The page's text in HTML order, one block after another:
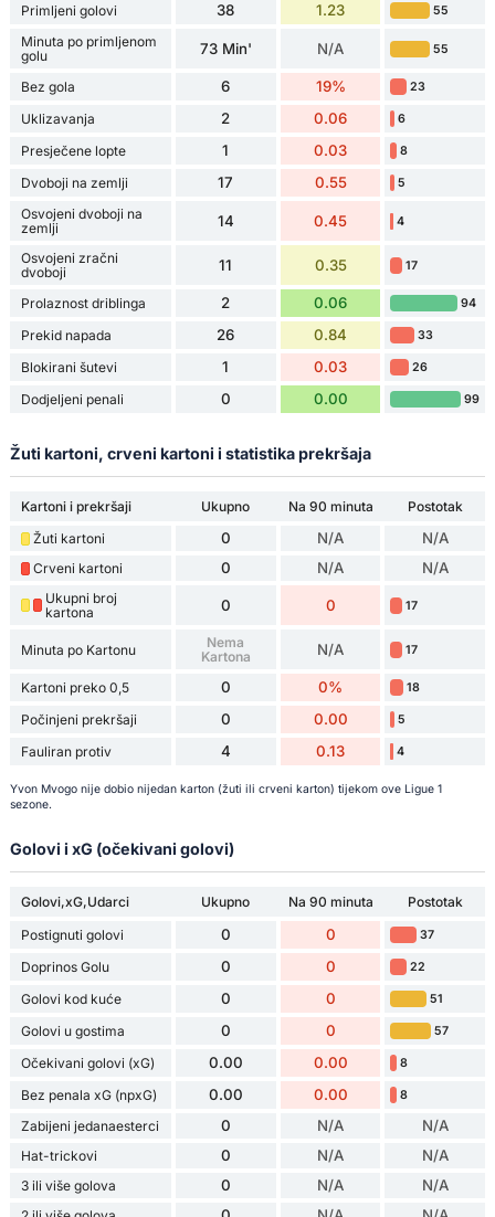
Primljeni golovi
38 1.23 55
Minuta po primljenom
golu
73 Min' N/A 55
Bez gola 6 19% 23
Uklizavanja 2 0.06 6
Presječene lopte 1 0.03 8
Dvoboji na zemlji 17 0.55 5
Osvojeni dvoboji na
zemlji
14 0.45 4
Osvojeni zračni
dvoboji
11 0.35 17
Prolaznost driblinga 2 0.06 94
Prekid napada 26 0.84 33
Blokirani šutevi 1 0.03 26
Dodjeljeni penali 0 0.00 99
Žuti kartoni, crveni kartoni i statistika prekršaja
Kartoni i prekršaji Ukupno Na 90 minuta
Postotak
Žuti kartoni
0 N/A N/A
Crveni kartoni 0 N/A N/A
Ukupni broj
kartona
0 0 17
Minuta po Kartonu
Nema
Kartona
N/A 17
Kartoni preko 0,5 0 0% 18
Počinjeni prekršaji 0 0.00 5
Fauliran protiv 4 0.13 4
Yvon Mvogo nije dobio nijedan karton (žuti ili crveni karton) tijekom ove Ligue 1
sezone.
Golovi i xG (očekivani golovi)
Golovi,xG,Udarci Ukupno Na 90 minuta
Postotak
Postignuti golovi
0 0 37
Doprinos Golu 0 0 22
Golovi kod kuće 0 0 51
Golovi u gostima 0 0 57
Očekivani golovi (xG) 0.00 0.00 8
Bez penala xG (npxG) 0.00 0.00 8
Zabijeni jedanaesterci 0 N/A N/A
Hat-trickovi 0 N/A N/A
3 ili više golova 0 N/A N/A